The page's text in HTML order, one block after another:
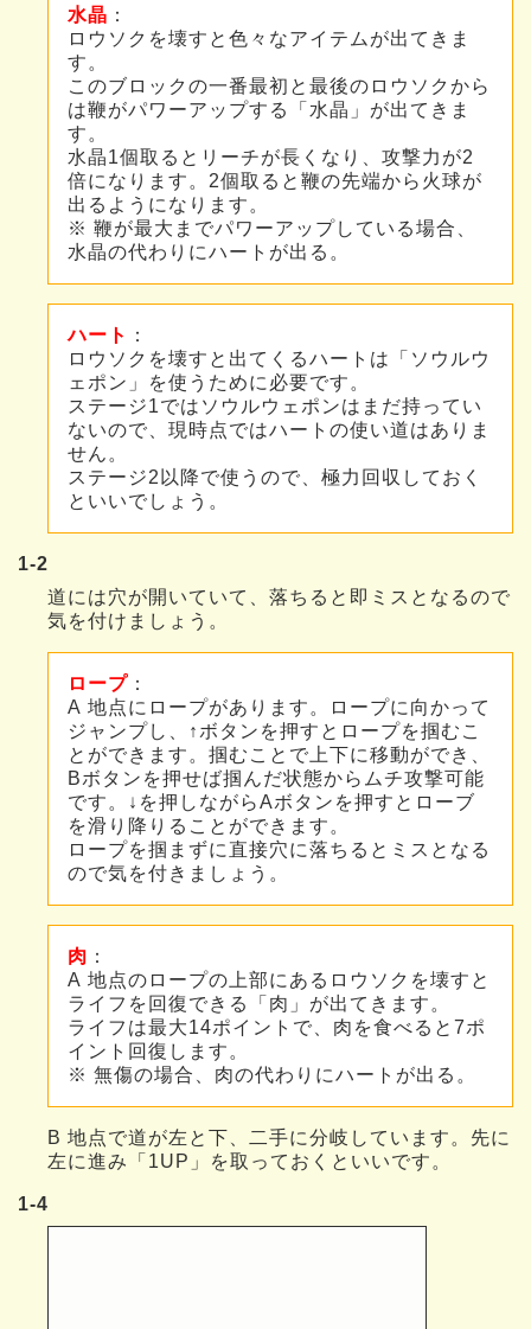
水晶 ：
ロウソクを壊すと色々なアイテムが出てきま
す。
このブロックの一番最初と最後のロウソクから
は鞭がパワーアップする「水晶」が出てきま
す。
水晶1個取るとリーチが長くなり、攻撃力が2
倍になります。2個取ると鞭の先端から火球が
出るようになります。
※ 鞭が最大までパワーアップしている場合、
水晶の代わりにハートが出る。
ハート
：
ロウソクを壊すと出てくるハートは「ソウルウ
ェポン」を使うために必要です。
ステージ1ではソウルウェポンはまだ持ってい
ないので、現時点ではハートの使い道はありま
せん。
ステージ2以降で使うので、極力回収しておく
といいでしょう。
1-2
道には穴が開いていて、落ちると即ミスとなるので
気を付けましょう。
ロープ ：
A 地点にロープがあります。ロープに向かって
ジャンプし、↑ボタンを押すとロープを掴むこ
とができます。掴むことで上下に移動ができ、
Bボタンを押せば掴んだ状態からムチ攻撃可能
です。↓を押しながらAボタンを押すとローブ
を滑り降りることができます。
ロープを掴まずに直接穴に落ちるとミスとなる
ので気を付きましょう。
肉 ：
A 地点のロープの上部にあるロウソクを壊すと
ライフを回復できる「肉」が出てきます。
ライフは最大14ポイントで、肉を食べると7ポ
イント回復します。
※ 無傷の場合、肉の代わりにハートが出る。
B 地点で道が左と下、二手に分岐しています。先に
左に進み「1UP」を取っておくといいです。
1-4